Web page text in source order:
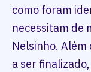
como foram
necessitam de
Nelsinho.
a ser